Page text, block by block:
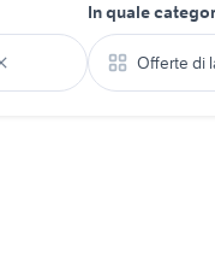
In quale
Offerte di